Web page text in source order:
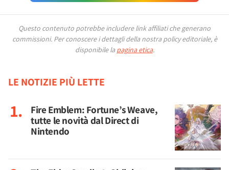
Questo contenuto potrebbe includere link affiliati che generano
commissioni. Per conoscere i dettagli della nostra policy editoriale, è
disponibile la pagina etica.
LE NOTIZIE PIÙ LETTE
Fire Emblem: Fortune’s Weave,
tutte le novità dal Direct di
Nintendo